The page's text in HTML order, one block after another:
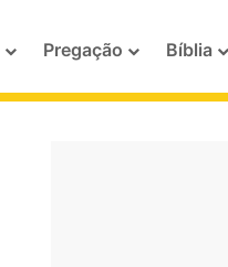
Pregação Bíblia